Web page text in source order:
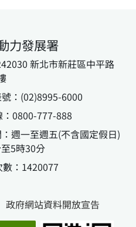
力發展署
新北市新莊區中平路
：(02)8995-6000
：0800-777-888
週一至週五(不含國定假日)
5時30分
：1420077
政府網站資料開放宣告